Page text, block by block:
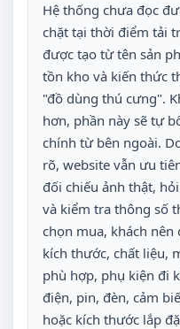
Hệ thống chưa đọc
chặt tại thời điểm tải
được tạo từ tên sản
tồn kho và kiến thức
"đồ dùng thú cưng".
hơn, phần này sẽ tự
chính từ bên ngoài.
rõ, website vẫn ưu
đối chiếu ảnh thật,
và kiểm tra thông số
chọn mua, khách
kích thước, chất liệu,
phù hợp, phụ kiện đi
điện, pin, đèn, cảm
hoặc kích thước lắp